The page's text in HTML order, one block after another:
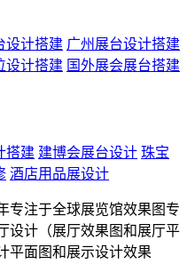
设计搭建 广州展台设计搭建
设计搭建 国外展会展台搭建
搭建 建博会展台设计 珠宝
酒店用品展设计
专注于全球展览馆效果图专
设计（展厅效果图和展厅平
平面图和展示设计效果